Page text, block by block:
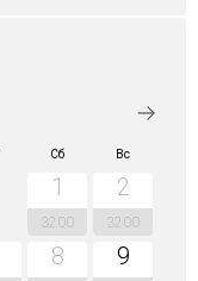
Сб Вс
1
3200
2
3200
8 9